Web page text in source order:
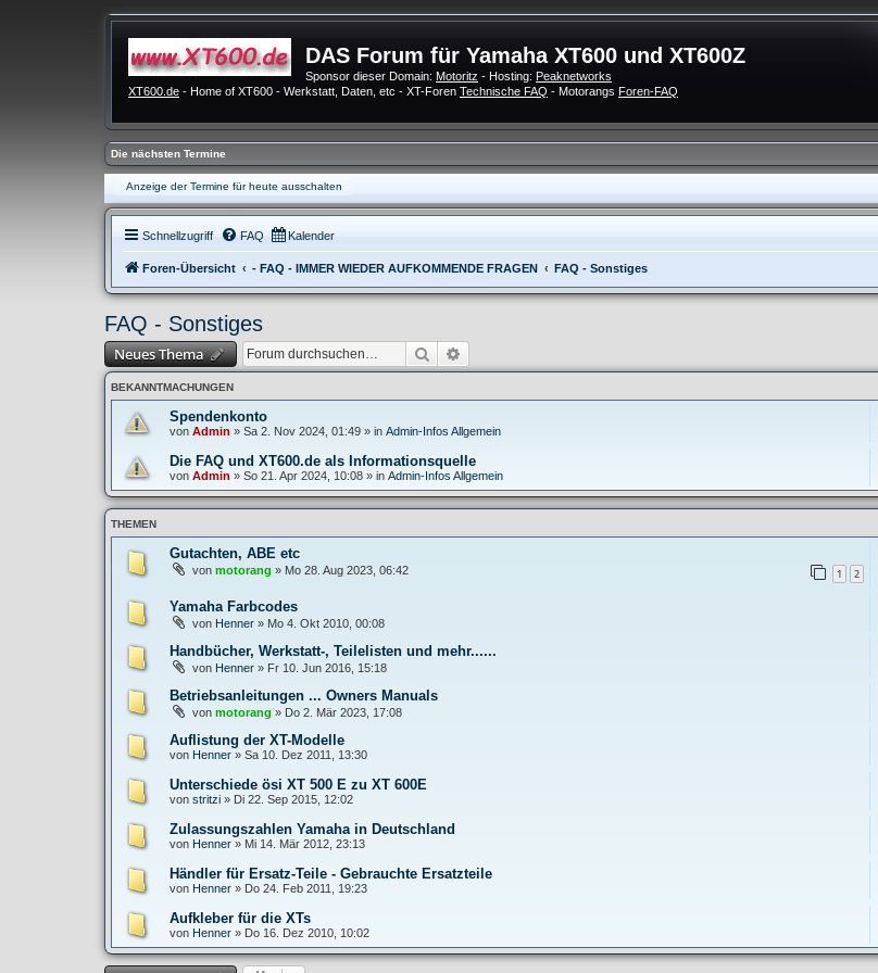
DAS Forum für Yamaha XT600 und XT600Z
Sponsor dieser Domain: Motoritz - Hosting: Peaknetworks
XT600.de - Home of XT600 - Werkstatt, Daten, etc - XT-Foren Technische FAQ - Motorangs Foren-FAQ
Die nächsten Termine
Anzeige der Termine für heute ausschalten
Schnellzugriff FAQ Kalender
Foren-Übersicht - FAQ - IMMER WIEDER AUFKOMMENDE FRAGEN FAQ - Sonstiges
FAQ - Sonstiges
Neues Thema Suche
BEKANNTMACHUNGEN
Spendenkonto
von Admin » Sa 2. Nov 2024, 01:49 » in Admin-Infos Allgemein
Die FAQ und XT600.de als Informationsquelle
von Admin » So 21. Apr 2024, 10:08 » in Admin-Infos Allgemein
THEMEN
Gutachten, ABE etc
von motorang » Mo 28. Aug 2023, 06:42 1 2
Yamaha Farbcodes
von Henner » Mo 4. Okt 2010, 00:08
Handbücher, Werkstatt-, Teilelisten und mehr......
von Henner » Fr 10. Jun 2016, 15:18
Betriebsanleitungen ... Owners Manuals
von motorang » Do 2. Mär 2023, 17:08
Auflistung der XT-Modelle
von Henner » Sa 10. Dez 2011, 13:30
Unterschiede ösi XT 500 E zu XT 600E
von stritzi » Di 22. Sep 2015, 12:02
Zulassungszahlen Yamaha in Deutschland
von Henner » Mi 14. Mär 2012, 23:13
Händler für Ersatz-Teile - Gebrauchte Ersatzteile
von Henner » Do 24. Feb 2011, 19:23
Aufkleber für die XTs
von Henner » Do 16. Dez 2010, 10:02